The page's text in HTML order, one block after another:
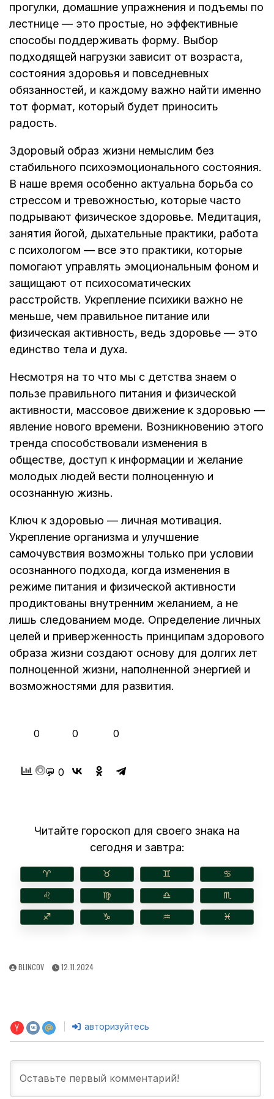
прогулки, домашние упражнения и подъемы по
лестнице — это простые, но эффективные
способы поддерживать форму. Выбор
подходящей нагрузки зависит от возраста,
состояния здоровья и повседневных
обязанностей, и каждому важно найти именно
тот формат, который будет приносить
радость.
Здоровый образ жизни немыслим без
стабильного психоэмоционального состояния.
В наше время особенно актуальна борьба со
стрессом и тревожностью, которые часто
подрывают физическое здоровье. Медитация,
занятия йогой, дыхательные практики, работа
с психологом — все это практики, которые
помогают управлять эмоциональным фоном и
защищают от психосоматических
расстройств. Укрепление психики важно не
меньше, чем правильное питание или
физическая активность, ведь здоровье — это
единство тела и духа.
Несмотря на то что мы с детства знаем о
пользе правильного питания и физической
активности, массовое движение к здоровью —
явление нового времени. Возникновению этого
тренда способствовали изменения в
обществе, доступ к информации и желание
молодых людей вести полноценную и
осознанную жизнь.
Ключ к здоровью — личная мотивация.
Укрепление организма и улучшение
самочувствия возможны только при условии
осознанного подхода, когда изменения в
режиме питания и физической активности
продиктованы внутренним желанием, а не
лишь следованием моде. Определение личных
целей и приверженность принципам здорового
образа жизни создают основу для долгих лет
полноценной жизни, наполненной энергией и
возможностями для развития.
0 0 0
💬 0
Читайте гороскоп для своего знака на
сегодня и завтра:
♈︎ ♉︎ ♊︎ ♋︎
♌︎ ♍︎ ♎︎ ♏︎
♐︎ ♑︎ ♒︎ ♓︎
AUTHOR:
BLINCOV
PUBLISHED
12.11.2024
авторизуйтесь